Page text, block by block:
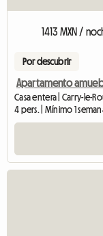
1413 MXN /
Por descubrir
Casa entera | Carry-le-
4 pers. | Mínimo 1